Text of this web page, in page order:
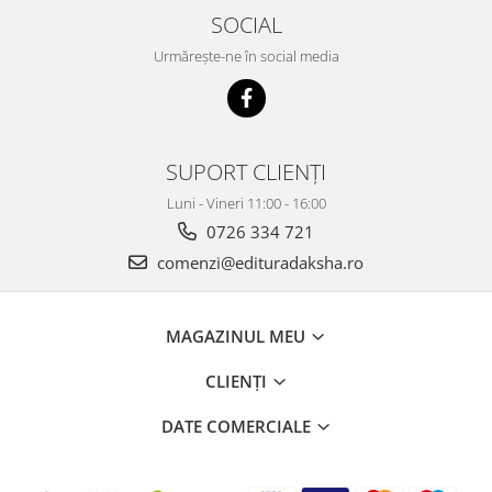
SOCIAL
Urmărește-ne în social media
SUPORT CLIENȚI
Luni - Vineri 11:00 - 16:00
0726 334 721
comenzi@edituradaksha.ro
MAGAZINUL MEU
CLIENȚI
DATE COMERCIALE